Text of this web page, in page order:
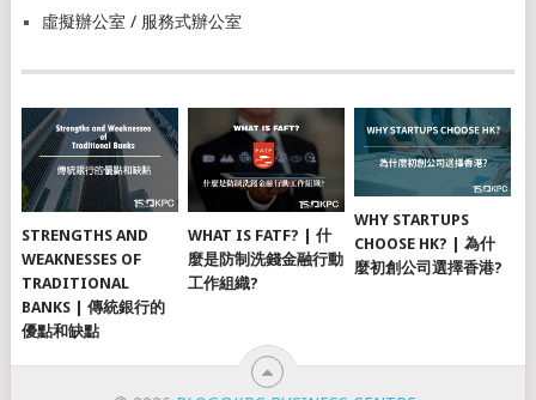
虛擬辦公室 / 服務式辦公室
STRENGTHS AND
WEAKNESSES OF
TRADITIONAL
BANKS | 傳統銀行的
優點和缺點
WHAT IS FATF? | 什
麼是防制洗錢金融行動
工作組織?
WHY STARTUPS
CHOOSE HK? | 為什
麼初創公司選擇香港?